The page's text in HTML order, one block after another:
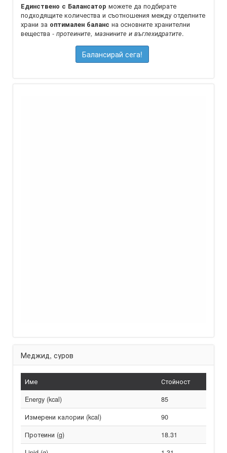
Единствено с Балансатор можете да подбирате
подходящите количества и съотношения между отделните
храни за оптимален баланс на oсновните хранителни
вещества - протеините, мазнините и въглехидратите.
Балансирай сега!
Меджид, суров
Име
Стойност
Energy (kcal)
85
Измерени калории (kcal)
90
Протеини (g)
18.31